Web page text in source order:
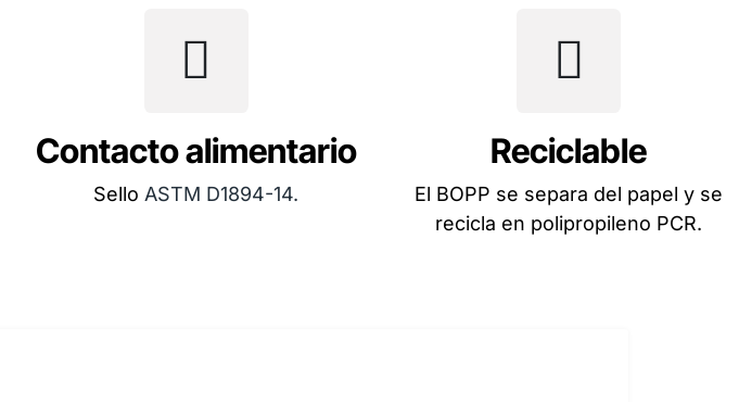
Contacto alimentario
Sello ASTM D1894-14.
Reciclable
El BOPP se separa del papel y se
recicla en polipropileno PCR.